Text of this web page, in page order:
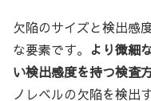
欠陥のサイズと検出感
な要素です。 より微細
い検出感度を持つ検査
ノレベルの欠陥を検出